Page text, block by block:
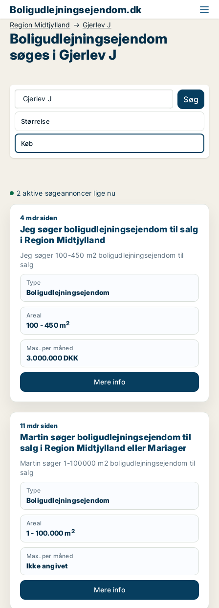
Boligudlejningsejendom.dk
Region Midtjylland Gjerlev J
Boligudlejningsejendom
søges i Gjerlev J
Gjerlev J Søg
Køb
Størrelse
2 aktive søgeannoncer lige nu
Jeg søger boligudlejningsejendom til salg i Region
4 mdr siden
Jeg søger boligudlejningsejendom til salg
i Region Midtjylland
Jeg søger 100-450 m2 boligudlejningsejendom til
salg
Type
Boligudlejningsejendom
Areal
100 - 450 m2
Max. per måned
3.000.000 DKK
Mere info
Martin søger boligudlejningsejendom til salg i Region
11 mdr siden
Martin søger boligudlejningsejendom til
salg i Region Midtjylland eller Mariager
Martin søger 1-100000 m2 boligudlejningsejendom til
salg
Type
Boligudlejningsejendom
Areal
1 - 100.000 m2
Max. per måned
Ikke angivet
Mere info